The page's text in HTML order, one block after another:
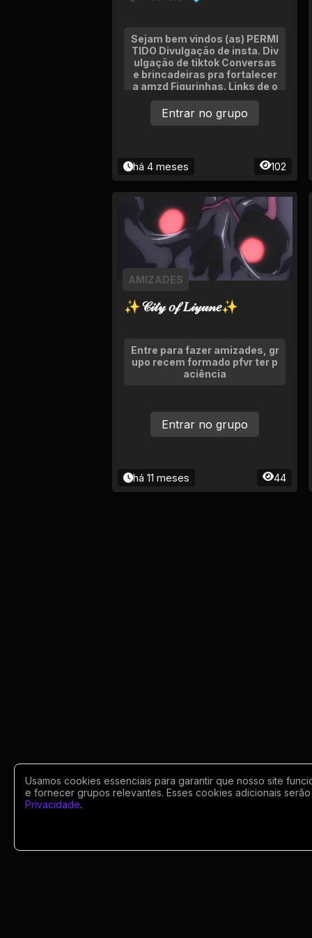
Viagem e TurismoSejam bem vindos (as) PERMI
TIDO Divulgação de insta. Div
ulgação de tiktok Conversas
e brincadeiras pra fortalecer
a amzd Figurinhas. Links de o
utros grupos. (só com permis
são do adm)
há 4 meses 102
Entrar no grupo
✨𝒞𝒾𝓉𝓎 𝑜𝒻 𝐿𝒾𝓎𝓊𝓃𝑒✨
AMIZADES
Entre para fazer amizades, gr
upo recem formado pfvr ter p
aciência
há 11 meses 44
Entrar no grupo
Usamos cookies essenciais para garantir que nosso site
e fornecer grupos relevantes. Esses cookies adicionais
Privacidade.